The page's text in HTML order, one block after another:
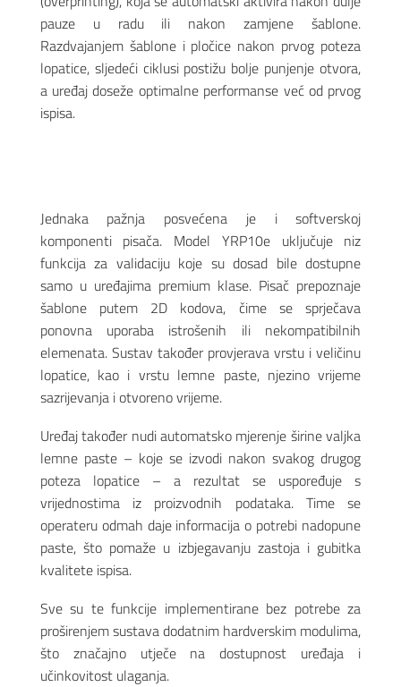
pauze u radu ili nakon zamjene šablone.
Razdvajanjem šablone i pločice nakon prvog poteza
lopatice, sljedeći ciklusi postižu bolje punjenje otvora,
a uređaj doseže optimalne performanse već od prvog
ispisa.
Jednaka pažnja posvećena je i softverskoj
komponenti pisača. Model YRP10e uključuje niz
funkcija za validaciju koje su dosad bile dostupne
samo u uređajima premium klase. Pisač prepoznaje
šablone putem 2D kodova, čime se sprječava
ponovna uporaba istrošenih ili nekompatibilnih
elemenata. Sustav također provjerava vrstu i veličinu
lopatice, kao i vrstu lemne paste, njezino vrijeme
sazrijevanja i otvoreno vrijeme.
Uređaj također nudi automatsko mjerenje širine valjka
lemne paste – koje se izvodi nakon svakog drugog
poteza lopatice – a rezultat se uspoređuje s
vrijednostima iz proizvodnih podataka. Time se
operateru odmah daje informacija o potrebi nadopune
paste, što pomaže u izbjegavanju zastoja i gubitka
kvalitete ispisa.
Sve su te funkcije implementirane bez potrebe za
proširenjem sustava dodatnim hardverskim modulima,
što značajno utječe na dostupnost uređaja i
učinkovitost ulaganja.